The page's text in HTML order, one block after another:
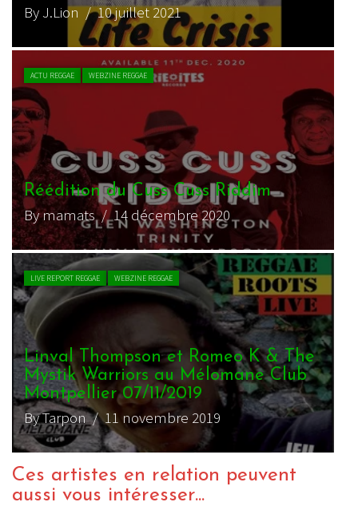
By J.Lion/ 10 juillet 2021
ACTU REGGAE WEBZINE REGGAE
Réédition du Cuss Cuss Riddim
By mamats/ 14 décembre 2020
LIVE REPORT REGGAE WEBZINE REGGAE
Linval Thompson et Romeo K & The
Mystik Warriors au Mélomane Club
Montpellier 07/11/2019
By Tarpon/ 11 novembre 2019
Ces artistes en relation peuvent
aussi vous intéresser...